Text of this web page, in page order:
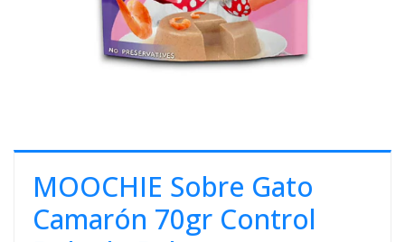
MOOCHIE Sobre Gato
Camarón 70gr Control